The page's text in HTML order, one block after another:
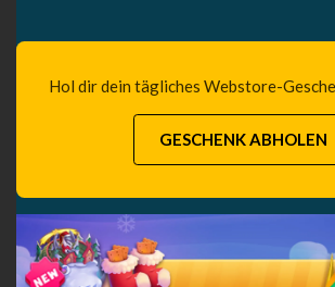
Hol dir dein tägliches Webstore-
GESCHENK ABHOLEN